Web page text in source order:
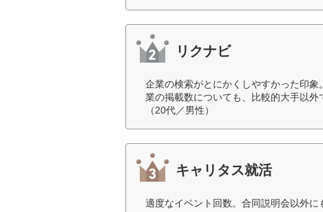
リクナビ
企業の検索がとにかくしやすかった印
業の掲載数についても、比較的大手以外
（20代／男性）
キャリタス就活
適度なイベント回数。合同説明会以外